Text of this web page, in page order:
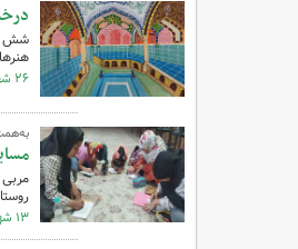
شش
هنرهای
۲۶ شهریور ۰۲ - ۱۲:۲۹
۱۳ شهریور ۰۲ - ۱۳:۲۲